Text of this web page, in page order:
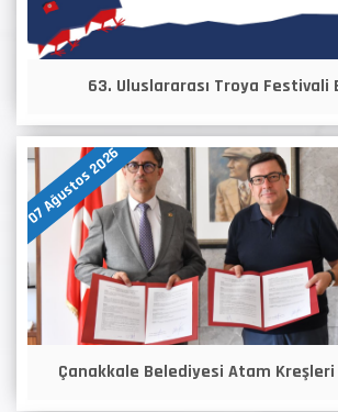
63. Uluslararası Troya Festivali
07 Ağustos 2026
Çanakkale Belediyesi Atam Kreşleri